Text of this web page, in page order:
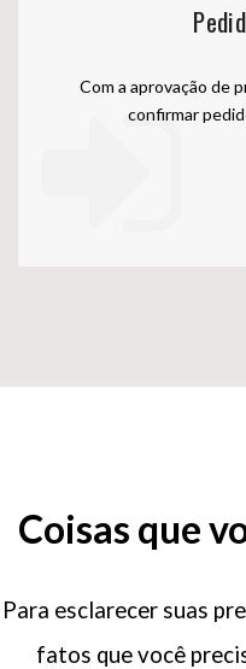
Com a aprovação de
confirmar
Coisas que
Para esclarecer suas
fatos que você